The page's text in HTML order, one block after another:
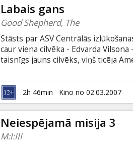
Labais gans
Good Shepherd, The
Stāsts par ASV Centrālās
caur viena cilvēka - Edvarda
taisnīgs jauns cilvēks, viņš ticēja
CIP. Taču ar laiku organizācija,
izmaiņas arī Edvarda personībā.
cenu, jo nākas upurēt ideālus un
2h 46min Kino no 02.03.2007
Neiespējamā misija 3
M:I:III